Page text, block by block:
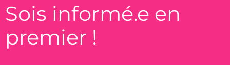
Sois informé.e en
premier !